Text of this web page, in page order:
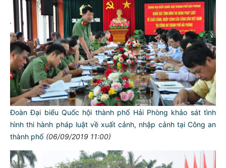
Đoàn Đại biểu Quốc hội thành phố Hải Phòng khảo sát tình
hình thi hành pháp luật về xuất cảnh, nhập cảnh tại Công an
thành phố (06/09/2019 11:00)